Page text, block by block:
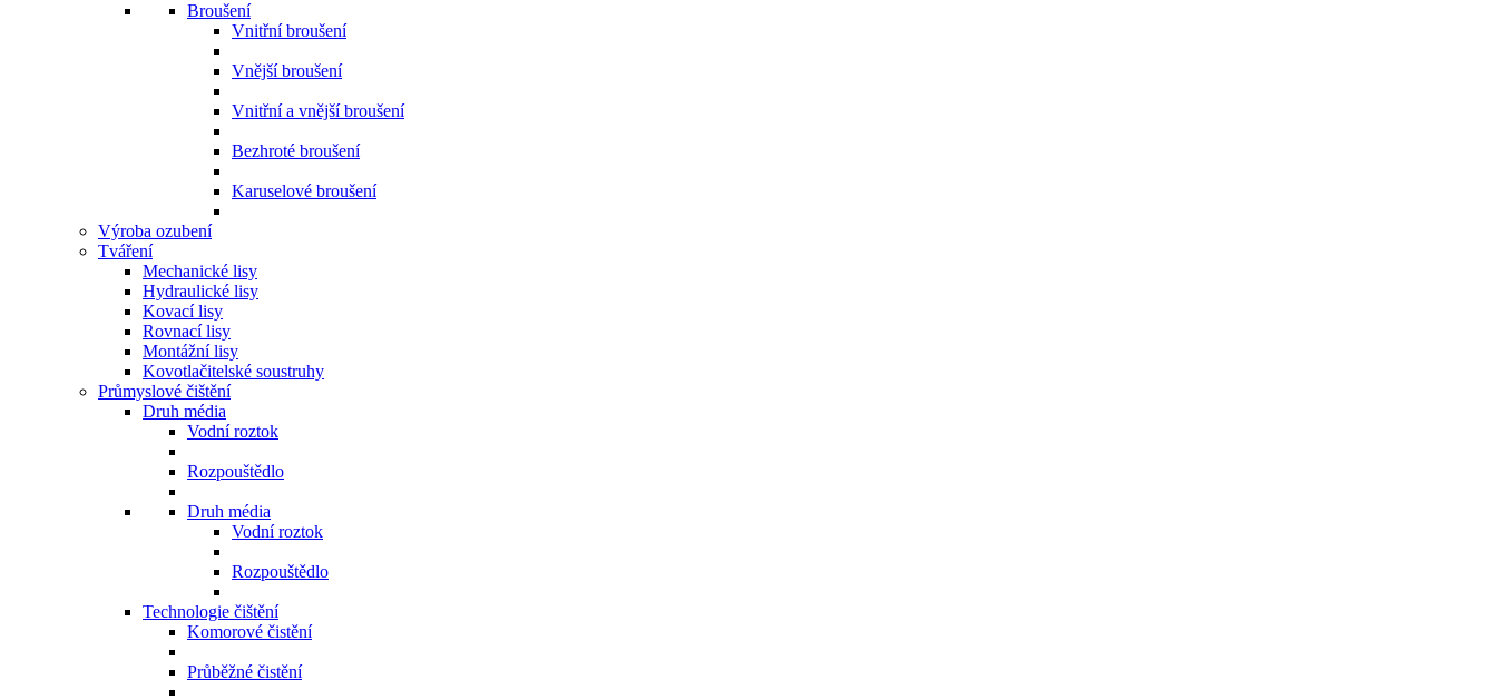
Broušení
Vnitřní broušení
Vnější broušení
Vnitřní a vnější broušení
Bezhroté broušení
Karuselové broušení
Výroba ozubení
Tváření
Mechanické lisy
Hydraulické lisy
Kovací lisy
Rovnací lisy
Montážní lisy
Kovotlačitelské soustruhy
Průmyslové čištění
Druh média
Vodní roztok
Rozpouštědlo
Druh média
Vodní roztok
Rozpouštědlo
Technologie čištění
Komorové čistění
Průběžné čistění